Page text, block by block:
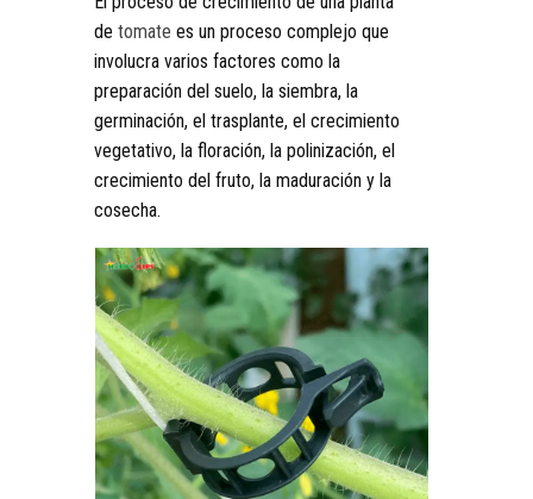
de tomate es un proceso complejo que
involucra varios factores como la
preparación del suelo, la siembra, la
germinación, el trasplante, el crecimiento
vegetativo, la floración, la polinización, el
crecimiento del fruto, la maduración y la
cosecha.